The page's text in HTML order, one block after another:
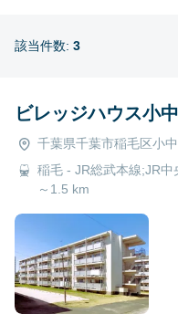
該当件数: 3
ビレッジハウス小
千葉県千葉市稲毛区小
稲毛 - JR総武本線;JR
～1.5 km